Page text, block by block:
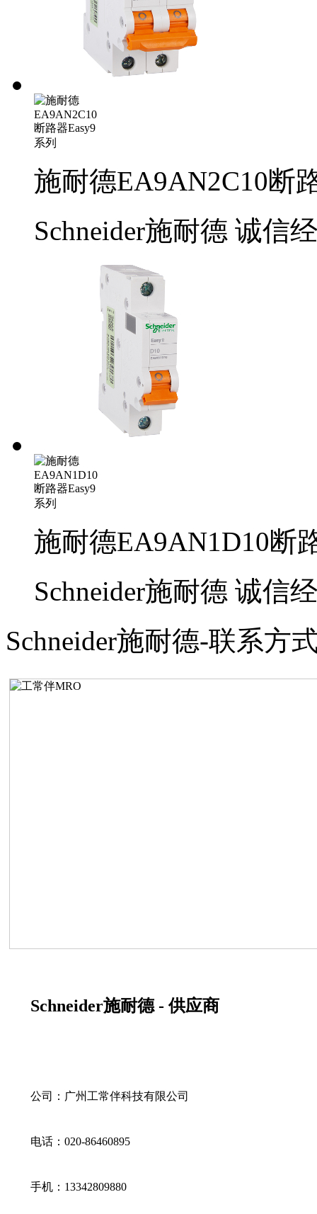
施耐德EA9AN2C10断
Schneider施耐德 诚信
施耐德EA9AN1D10断
Schneider施耐德 诚信
Schneider施耐德-联系方
Schneider施耐德 - 供应商
公司：广州工常伴科技有限公司
电话：020-86460895
手机：13342809880